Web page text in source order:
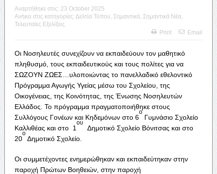
Αναρτήθηκε στις: 23 October 2025
Ανήκει στις κατηγορίες: Δελτία Τύπου Σημαντικά Σημαντικά Νέα
Τελευταίες Εξελίξεις
Print
Email
Οι Νοσηλευτές συνεχίζουν να εκπαιδεύουν τον μαθητικό
πληθυσμό, τους εκπαιδευτικούς και τους πολίτες για να
ΣΩΖΟΥΝ ΖΩΕΣ…υλοποιώντας το πανελλαδικό εθελοντικό
Πρόγραμμα Αγωγής Υγείας μέσω του Σχολείου, της
Οικογένειας, της Κοινότητας, της Ένωσης Νοσηλευτών
Ελλάδος. Το πρόγραμμα πραγματοποιήθηκε στους
Συλλόγους Γονέων και Κηδεμόνων στο 6
ο
Γυμνάσιο Σχολείο
Καλλιθέας και στο 1
ου
Δημοτικό Σχολείο Βόνιτσας και στο
20
ο
Δημοτικό Σχολείο.
Οι συμμετέχοντες ενημερώθηκαν και εκπαιδεύτηκαν στην
παροχή Πρώτων Βοηθειών, στην παροχή